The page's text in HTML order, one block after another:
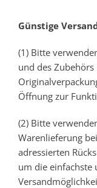
Günstige
(1) Bitte
und des
Öffnung zur
(2) Bitte
Warenlieferung
adressierten
um die einfachste